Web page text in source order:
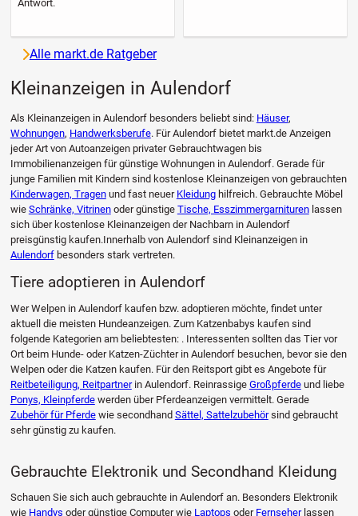
Antwort.
Alle markt.de Ratgeber
Kleinanzeigen in Aulendorf
Als Kleinanzeigen in Aulendorf besonders beliebt sind: Häuser,
Wohnungen, Handwerksberufe. Für Aulendorf bietet markt.de Anzeigen
jeder Art von Autoanzeigen privater Gebrauchtwagen bis
Immobilienanzeigen für günstige Wohnungen in Aulendorf. Gerade für
junge Familien mit Kindern sind kostenlose Kleinanzeigen von gebrauchten
Kinderwagen, Tragenund fast neuer Kleidunghilfreich. Gebrauchte Möbel
wie Schränke, Vitrinenoder günstige Tische, Esszimmergarniturenlassen
sich über kostenlose Kleinanzeigen der Nachbarn in Aulendorf
preisgünstig kaufen.Innerhalb von Aulendorf sind Kleinanzeigen in
Aulendorfbesonders stark vertreten.
Tiere adoptieren in Aulendorf
Wer Welpen in Aulendorf kaufen bzw. adoptieren möchte, findet unter
aktuell die meisten Hundeanzeigen. Zum Katzenbabys kaufen sind
folgende Kategorien am beliebtesten: . Interessenten sollten das Tier vor
Ort beim Hunde- oder Katzen-Züchter in Aulendorf besuchen, bevor sie den
Welpen oder die Katzen kaufen. Für den Reitsport gibt es Angebote für
Reitbeteiligung, Reitpartnerin Aulendorf. Reinrassige Großpferdeund liebe
Ponys, Kleinpferdewerden über Pferdeanzeigen vermittelt. Gerade
Zubehör für Pferdewie secondhand Sättel, Sattelzubehörsind gebraucht
sehr günstig zu kaufen.
Gebrauchte Elektronik und Secondhand Kleidung
Schauen Sie sich auch gebrauchte in Aulendorf an. Besonders Elektronik
wie Handys oder günstige Computer wie Laptops oder Fernseherlassen